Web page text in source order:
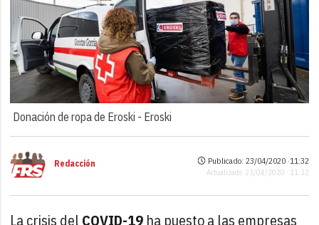
Donación de ropa de Eroski - Eroski
Redacción Publicado: 23/04/2020 ·11:32
Actualizado: 23/04/2020 · 11:32
La crisis del COVID-19 ha puesto a las empresas